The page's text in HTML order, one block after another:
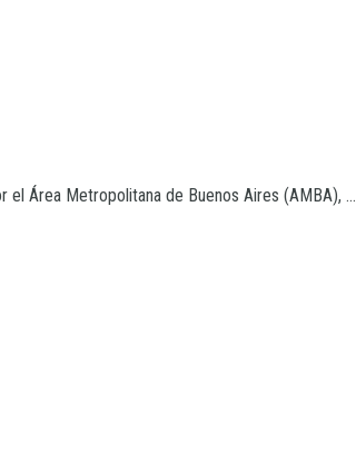
Área Metropolitana de Buenos Aires (AMBA), ...